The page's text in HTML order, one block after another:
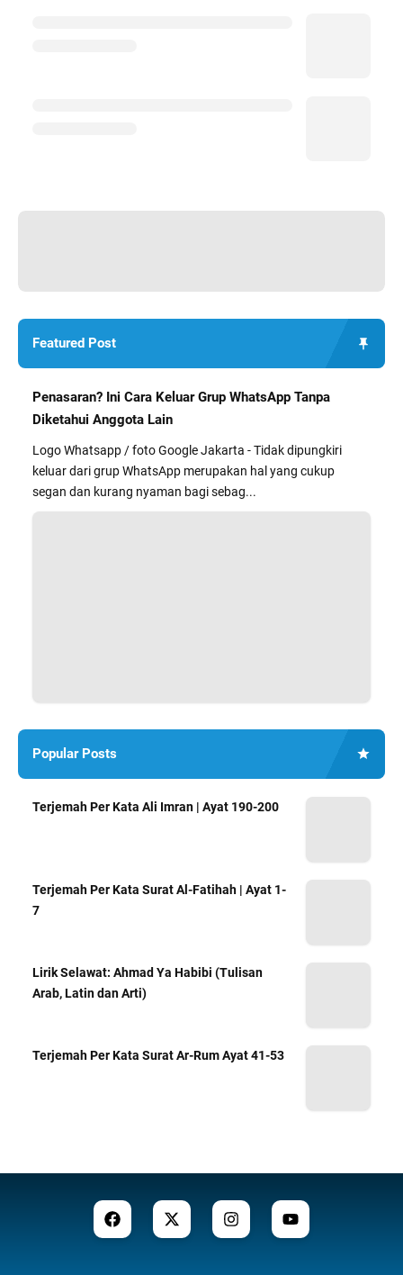
Featured Post
Penasaran? Ini Cara Keluar Grup WhatsApp Tanpa
Diketahui Anggota Lain
Logo Whatsapp / foto Google Jakarta - Tidak dipungkiri
keluar dari grup WhatsApp merupakan hal yang cukup
segan dan kurang nyaman bagi sebag...
Popular Posts
Terjemah Per Kata Ali Imran | Ayat 190-200
Terjemah Per Kata Surat Al-Fatihah | Ayat 1-
7
Lirik Selawat: Ahmad Ya Habibi (Tulisan
Arab, Latin dan Arti)
Terjemah Per Kata Surat Ar-Rum Ayat 41-53